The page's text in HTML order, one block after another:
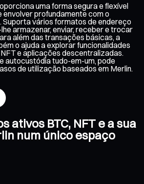
uma forma segura e flexível
envolver profundamente com o
Suporta vários formatos de endereço
armazenar, enviar, receber e trocar
além das transações básicas, a
o ajuda a explorar funcionalidades
e aplicações descentralizadas.
autocustódia tudo-em-um, pode
de utilização baseados em Merlin.
ativos BTC, NFT e a sua
num único espaço